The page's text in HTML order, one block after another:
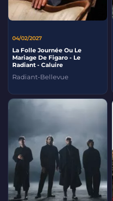
04/02/2027
La Folle Journée Ou Le
Mariage De Figaro - Le
Radiant - Caluire
Radiant-Bellevue